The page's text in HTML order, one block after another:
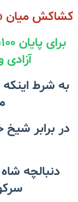
کشاکش میان
به شرط
در برابر
دنبالچه